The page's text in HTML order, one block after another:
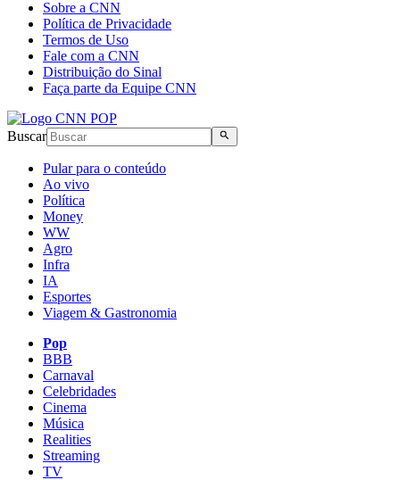
Sobre a CNN
Política de Privacidade
Termos de Uso
Fale com a CNN
Distribuição do Sinal
Faça parte da Equipe CNN
Buscar
Pular para o conteúdo
Ao vivo
Política
Money
WW
Agro
Infra
IA
Esportes
Viagem & Gastronomia
Pop
BBB
Carnaval
Celebridades
Cinema
Música
Realities
Streaming
TV